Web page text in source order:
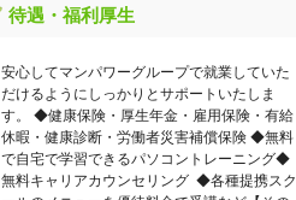
待遇・福利厚生
安心してマンパワーグループで就業していた
だけるようにしっかりとサポートいたしま
す。 ◆健康保険・厚生年金・雇用保険・有給
休暇・健康診断・労働者災害補償保険 ◆無料
で自宅で学習できるパソコントレーニング◆
無料キャリアカウンセリング ◆各種提携スク